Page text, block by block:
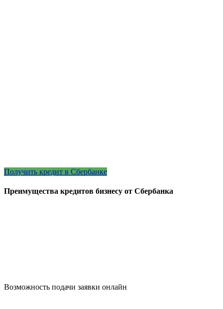
Получить кредит в Сбербанке
Преимущества кредитов бизнесу от Сбербанка
Возможность подачи заявки онлайн